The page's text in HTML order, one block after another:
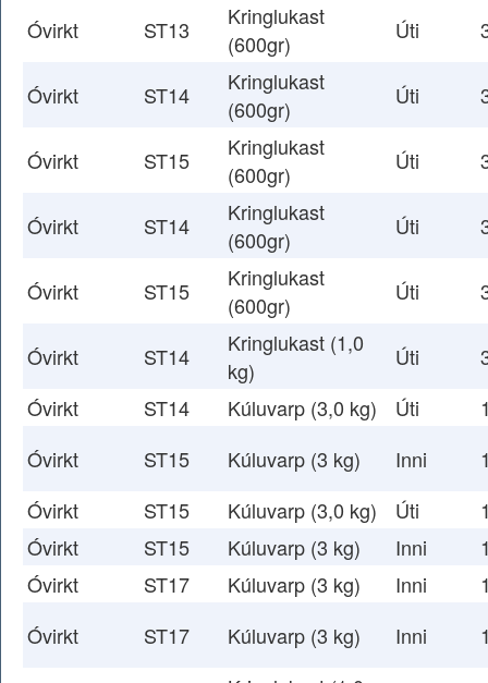
Óvirkt ST13
Kringlukast
(600gr)
Úti
Óvirkt ST14
Kringlukast
(600gr)
Úti
Óvirkt ST15
Kringlukast
(600gr)
Úti
Óvirkt ST14
Kringlukast
(600gr)
Úti
Óvirkt ST15
Kringlukast
(600gr)
Úti
Óvirkt ST14
Kringlukast (1,0
kg)
Úti
Óvirkt
ST14 Kúluvarp (3,0 kg) Úti
Óvirkt
ST15 Kúluvarp (3 kg) Inni
Óvirkt
ST15 Kúluvarp (3,0 kg) Úti
Óvirkt
ST15 Kúluvarp (3 kg) Inni
Óvirkt
ST17 Kúluvarp (3 kg) Inni
Óvirkt
ST17 Kúluvarp (3 kg) Inni